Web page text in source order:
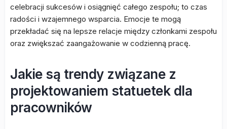
celebracji sukcesów i osiągnięć całego zespołu; to czas
radości i wzajemnego wsparcia. Emocje te mogą
przekładać się na lepsze relacje między członkami zespołu
oraz zwiększać zaangażowanie w codzienną pracę.
Jakie są trendy związane z
projektowaniem statuetek dla
pracowników